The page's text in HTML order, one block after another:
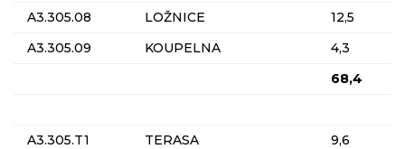
A3.305.08
LOŽNICE
12,5
A3.305.09
KOUPELNA
4,3
68,4
A3.305.T1 TERASA
9,6